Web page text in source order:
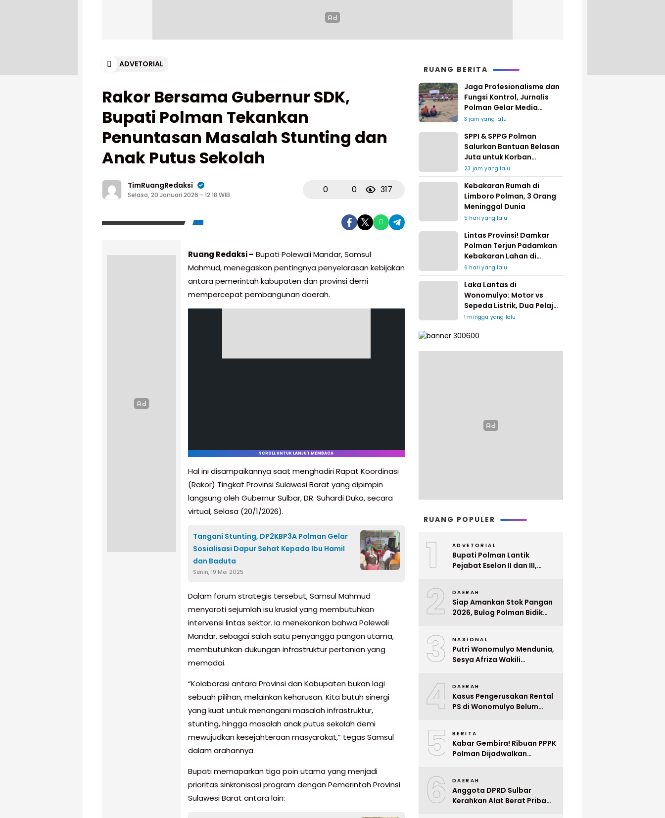
ADVETORIAL
Rakor Bersama Gubernur SDK,
Bupati Polman Tekankan
Penuntasan Masalah Stunting dan
Anak Putus Sekolah
TimRuangRedaksi
Selasa, 20 Januari 2026 - 12:18 WIB 0 0 317
Ruang Redaksi – Bupati Polewali Mandar, Samsul
Mahmud, menegaskan pentingnya penyelarasan kebijakan
antara pemerintah kabupaten dan provinsi demi
mempercepat pembangunan daerah.
SCROLL UNTUK LANJUT MEMBACA
Hal ini disampaikannya saat menghadiri Rapat Koordinasi
(Rakor) Tingkat Provinsi Sulawesi Barat yang dipimpin
langsung oleh Gubernur Sulbar, DR. Suhardi Duka, secara
virtual, Selasa (20/1/2026).
Tangani Stunting, DP2KBP3A Polman Gelar
Sosialisasi Dapur Sehat Kepada Ibu Hamil
dan Baduta
Senin, 19 Mei 2025
Dalam forum strategis tersebut, Samsul Mahmud
menyoroti sejumlah isu krusial yang membutuhkan
intervensi lintas sektor. Ia menekankan bahwa Polewali
Mandar, sebagai salah satu penyangga pangan utama,
membutuhkan dukungan infrastruktur pertanian yang
memadai.
“Kolaborasi antara Provinsi dan Kabupaten bukan lagi
sebuah pilihan, melainkan keharusan. Kita butuh sinergi
yang kuat untuk menangani masalah infrastruktur,
stunting, hingga masalah anak putus sekolah demi
mewujudkan kesejahteraan masyarakat,” tegas Samsul
dalam arahannya.
Bupati memaparkan tiga poin utama yang menjadi
prioritas sinkronisasi program dengan Pemerintah Provinsi
Sulawesi Barat antara lain:
RUANG BERITA
Jaga Profesionalisme dan
Fungsi Kontrol, Jurnalis
Polman Gelar Media
Gathering
3 jam yang lalu
SPPI & SPPG Polman
Salurkan Bantuan Belasan
Juta untuk Korban
Kebakaran di Limboro
23 jam yang lalu
Kebakaran Rumah di
Limboro Polman, 3 Orang
Meninggal Dunia
5 hari yang lalu
Lintas Provinsi! Damkar
Polman Terjun Padamkan
Kebakaran Lahan di
Pinrang
6 hari yang lalu
Laka Lantas di
Wonomulyo: Motor vs
Sepeda Listrik, Dua Pelajar
Dilarikan ke Rumah Sakit
1 minggu yang lalu
RUANG POPULER
1 ADVETORIAL
Bupati Polman Lantik
Pejabat Eselon II dan III,
2 DAERAH
Siap Amankan Stok Pangan
2026, Bulog Polman Bidik
3 NASIONAL
Putri Wonomulyo Mendunia,
Sesya Afriza Wakili
4 DAERAH
Kasus Pengerusakan Rental
PS di Wonomulyo Belum
Pelaku
5 BERITA
Kabar Gembira! Ribuan PPPK
Polman Dijadwalkan
6 DAERAH
Anggota DPRD Sulbar
Kerahkan Alat Berat Pribadi